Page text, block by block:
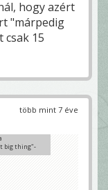
hogy azért
"márpedig
csak 15
több mint 7 éve
big thing"-